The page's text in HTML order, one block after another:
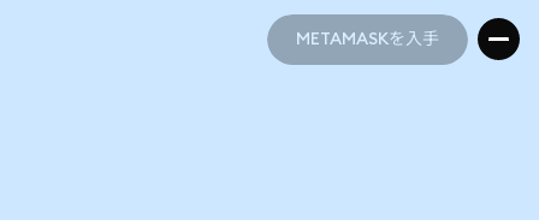
METAMASKを入手